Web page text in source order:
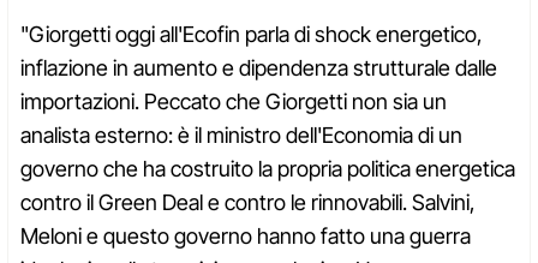
"Giorgetti oggi all'Ecofin parla di shock energetico,
inflazione in aumento e dipendenza strutturale dalle
importazioni. Peccato che Giorgetti non sia un
analista esterno: è il ministro dell'Economia di un
governo che ha costruito la propria politica energetica
contro il Green Deal e contro le rinnovabili. Salvini,
Meloni e questo governo hanno fatto una guerra